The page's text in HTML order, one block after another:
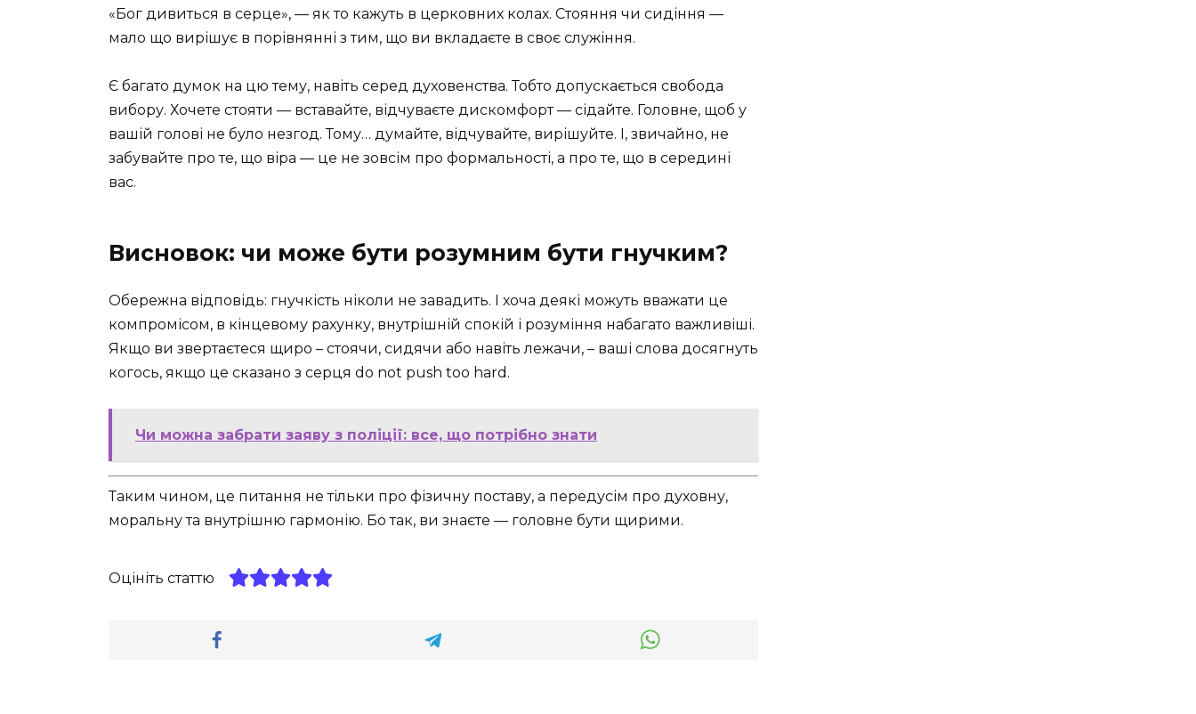
«Бог дивиться в серце», — як то кажуть в церковних колах. Стояння чи сидіння —
мало що вирішує в порівнянні з тим, що ви вкладаєте в своє служіння.
Є багато думок на цю тему, навіть серед духовенства. Тобто допускається свобода
вибору. Хочете стояти — вставайте, відчуваєте дискомфорт — сідайте. Головне, щоб у
вашій голові не було незгод. Тому… думайте, відчувайте, вирішуйте. І, звичайно, не
забувайте про те, що віра — це не зовсім про формальності, а про те, що в середині
вас.
Висновок: чи може бути розумним бути гнучким?
Обережна відповідь: гнучкість ніколи не завадить. І хоча деякі можуть вважати це
компромісом, в кінцевому рахунку, внутрішній спокій і розуміння набагато важливіші.
Якщо ви звертаєтеся щиро – стоячи, сидячи або навіть лежачи, – ваші слова досягнуть
когось, якщо це сказано з серця do not push too hard.
Чи можна забрати заяву з поліції: все, що потрібно знати
Таким чином, це питання не тільки про фізичну поставу, а передусім про духовну,
моральну та внутрішню гармонію. Бо так, ви знаєте — головне бути щирими.
Оцініть статтю